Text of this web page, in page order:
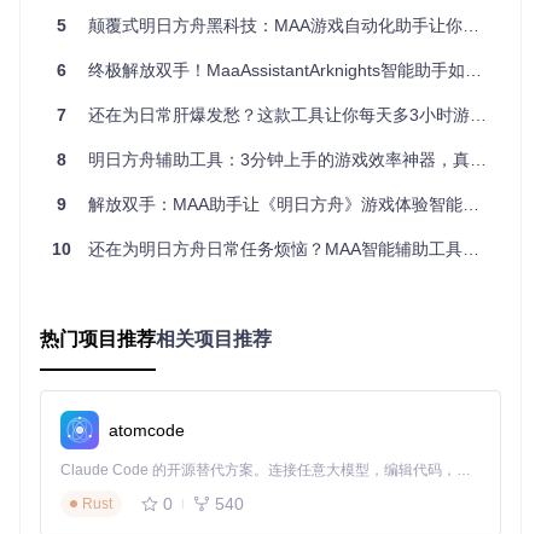
操作
：打开MAA→点击右上角设置图标→选择"更新设置"→勾
预期效果：软件只会在连接WiFi时才进行更新下载，移动网络
目标：完成首次安装并启用智能更新
操作：1. 克隆项目
Hub_Trending/ma/MaaAssistantArknights
2. 按照项目文档完成基础配置
3. 启动MAA，首次运行会自动弹出更新设置向导
预期效果
无需重复配置。
场景三：低配置电脑的轻量更新模式
5 颠覆式明日方舟黑科技：MAA游戏自动化助手让你彻底解放双手
6 终极解放双手！MaaAssistantArknights智能助手如何让明日方舟玩家告别重复操作
7 还在为日常肝爆发愁？这款工具让你每天多3小时游戏自由
8 明日方舟辅助工具：3分钟上手的游戏效率神器，真的能让你告别重复操作吗？
9 解放双手：MAA助手让《明日方舟》游戏体验智能化升级
10 还在为明日方舟日常任务烦恼？MAA智能辅助工具让你轻松体验自动化游戏新方式
热门项目推荐相关项目推荐
atomcode
Claude Code 的开源替代方案。连接任意大模型，编辑代码，运行命令，自动验证 — 全自动执行。用 Rust 构建，极致性能。 ｜ An open-source alternative to Claude Code. Connect any LLM, edit code, run commands, and verify changes — autonomously. Built in Rust for speed. Get Started
Rust
0 540